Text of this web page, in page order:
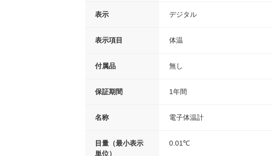
表示 デジタル
表示項目 体温
付属品 無し
保証期間 1年間
名称 電子体温計
目量（最小表示
単位）
0.01℃